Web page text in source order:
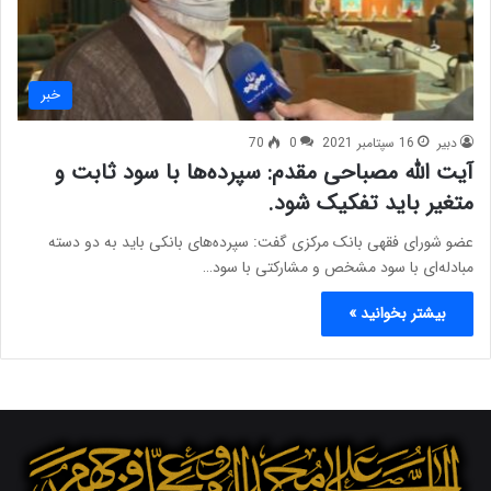
خبر
دبیر 16 سپتامبر 2021 0
70
آیت الله مصباحی مقدم: سپرده‌ها با سود ثابت و
متغیر باید تفکیک شود.
عضو شورای فقهی بانک مرکزی گفت: سپرده‌های بانکی باید به دو دسته
مبادله‌ای با سود مشخص و مشارکتی با سود…
بیشتر بخوانید »